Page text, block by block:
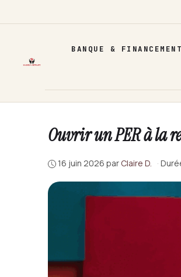
au
BANQUE & FINANCEMENT
Ouvrir un PER à la
16 juin 2026 par Claire D. ·